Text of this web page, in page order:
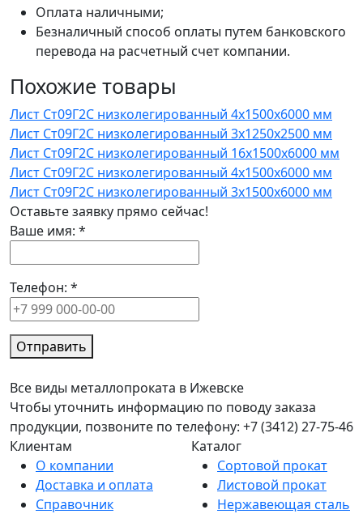
Оплата наличными;
Безналичный способ оплаты путем банковского
перевода на расчетный счет компании.
Похожие товары
Лист Ст09Г2С низколегированный 4x1500x6000 мм
Лист Ст09Г2С низколегированный 3x1250x2500 мм
Лист Ст09Г2С низколегированный 16x1500x6000 мм
Лист Ст09Г2С низколегированный 4x1500x6000 мм
Лист Ст09Г2С низколегированный 3x1500x6000 мм
Оставьте заявку прямо сейчас!
Ваше имя: *
Телефон: *
Отправить
Все виды металлопроката в Ижевске
Чтобы уточнить информацию по поводу заказа
продукции, позвоните по телефону: +7 (3412) 27-75-46
Клиентам
О компании
Доставка и оплата
Справочник
Каталог
Сортовой прокат
Листовой прокат
Нержавеющая сталь